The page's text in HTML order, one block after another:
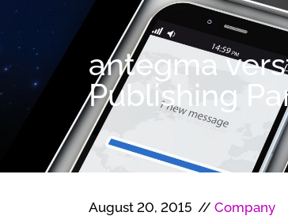
antegma
Publishing
August 20, 2015 // Company